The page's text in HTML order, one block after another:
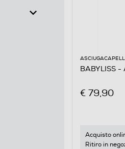
per Marca: BABYLISS
BABYLISS -
€ 79,90
Acquisto
Ritiro in